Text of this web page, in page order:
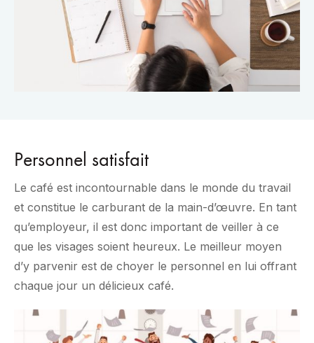
Personnel satisfait
Le café est incontournable dans le monde du travail
et constitue le carburant de la main-d’œuvre. En tant
qu’employeur, il est donc important de veiller à ce
que les visages soient heureux. Le meilleur moyen
d’y parvenir est de choyer le personnel en lui offrant
chaque jour un délicieux café.